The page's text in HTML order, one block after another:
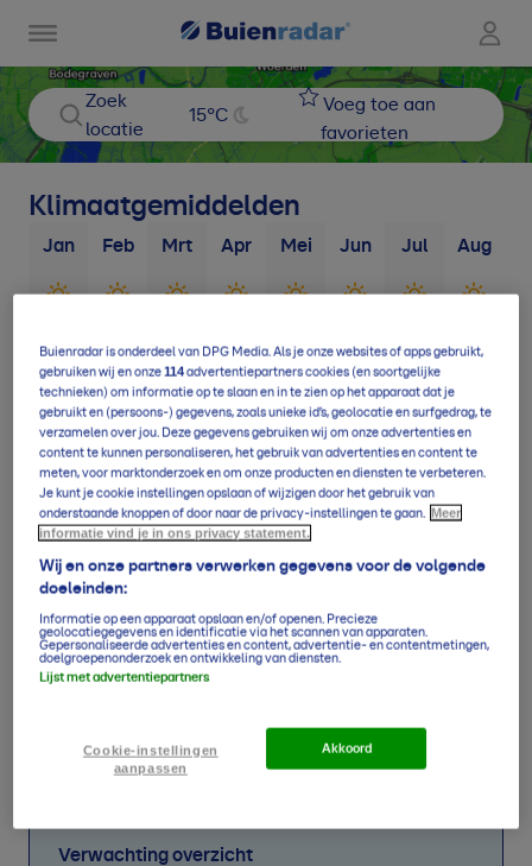
Zoek
locatie
15°C
Voeg toe aan
favorieten
Verwachting overzicht
Klimaatgemiddelden
Jan
10d
Feb
9d
mm
Mrt
12d
mm
Apr
14d
Mei
17d
112
Jun
17d
136
mm
Jul
18d
136
Aug
Buienradar is onderdeel van DPG Media. Als je onze websites of apps gebruikt,
gebruiken wij en onze114advertentiepartners cookies (en soortgelijke
technieken) om informatie op te slaan en in te zien op het apparaat dat je
gebruikt en (persoons-) gegevens, zoals unieke id’s, geolocatie en surfgedrag, te
verzamelen over jou. Deze gegevens gebruiken wij om onze advertenties en
content te kunnen personaliseren, het gebruik van advertenties en content te
meten, voor marktonderzoek en om onze producten en diensten te verbeteren.
Je kunt je cookie instellingen opslaan of wijzigen door het gebruik van
onderstaande knoppen of door naar de privacy-instellingen te gaan. Meer
informatie vind je in ons privacy statement.
Wij en onze partners verwerken gegevens voor de volgende
doeleinden:
Informatie op een apparaat opslaan en/of openen. Precieze
geolocatiegegevens en identificatie via het scannen van apparaten.
Gepersonaliseerde advertenties en content, advertentie- en contentmetingen,
doelgroepenonderzoek en ontwikkeling van diensten.
Lijst met advertentiepartners
Cookie-instellingen
aanpassen
Akkoord